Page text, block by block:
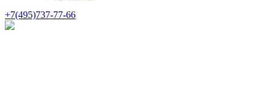
+7(495)737-77-66